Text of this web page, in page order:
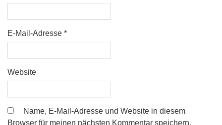
E-Mail-Adresse *
Website
Name, E-Mail-Adresse und Website in diesem
Browser für meinen nächsten Kommentar speichern.